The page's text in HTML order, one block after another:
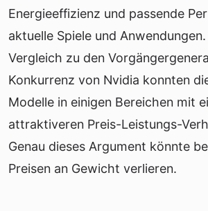
Energieeffizienz und passende
aktuelle Spiele und
Vergleich zu den
Konkurrenz von Nvidia konnten
Modelle in einigen Bereichen mit
attraktiveren Preis-Leistungs-
Genau dieses Argument könnte
Preisen an Gewicht verlieren.